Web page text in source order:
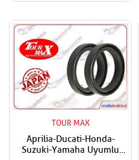
TOUR MAX
Aprilia-Ducati-Honda-
Suzuki-Yamaha Uyumlu